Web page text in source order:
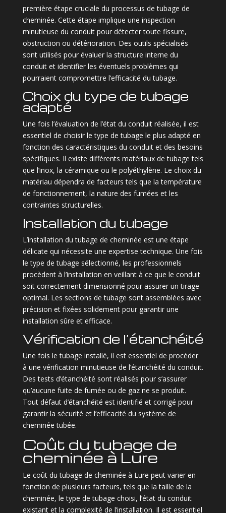
première étape cruciale du processus de tubage de
cheminée. Cette étape implique une inspection
minutieuse du conduit pour détecter toute fissure,
obstruction ou détérioration. Des outils spécialisés
sont utilisés pour évaluer la structure interne du
conduit et identifier les éventuels problèmes qui
pourraient compromettre l’efficacité du tubage.
Choix du type de tubage
adapté
Une fois l’évaluation de l’état du conduit réalisée, il est
essentiel de choisir le type de tubage le plus adapté en
fonction des caractéristiques du conduit et des besoins
spécifiques. Il existe différents matériaux de tubage tels
que l’inox, la céramique ou le polyéthylène. Le choix du
matériau dépendra de facteurs tels que la température
de fonctionnement, la nature des fumées et les
contraintes structurelles.
Installation du tubage
L’installation du tubage de cheminée est une étape
délicate qui nécessite une expertise technique. Une fois
le type de tubage sélectionné, les professionnels
procèdent à l’installation en veillant à ce que le conduit
soit correctement dimensionné pour assurer un tirage
optimal. Les sections de tubage sont assemblées avec
précision et fixées solidement pour garantir une
installation sûre et efficace.
Vérification de l’étanchéité
Une fois le tubage installé, il est essentiel de procéder
à une vérification minutieuse de l’étanchéité du conduit.
Des tests d’étanchéité sont réalisés pour s’assurer
qu’aucune fuite de fumée ou de gaz ne se produit.
Tout défaut d’étanchéité est identifié et corrigé pour
garantir la sécurité et l’efficacité du système de
cheminée tubée.
Coût du tubage de
cheminée à Lure
Le coût du tubage de cheminée à Lure peut varier en
fonction de plusieurs facteurs, tels que la taille de la
cheminée, le type de tubage choisi, l’état du conduit
existant et la complexité de l’installation. Il est essentiel